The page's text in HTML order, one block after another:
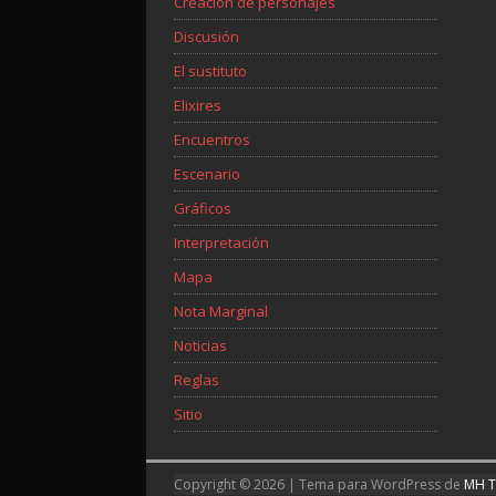
Discusión
El sustituto
Elixires
Encuentros
Escenario
Gráficos
Interpretación
Mapa
Nota Marginal
Noticias
Reglas
Sitio
Copyright © 2026 | Tema para WordPress de MH